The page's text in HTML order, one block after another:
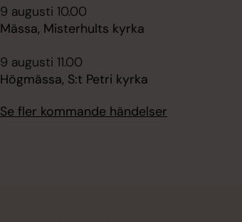
9 augusti 10.00
Mässa, Misterhults kyrka
9 augusti 11.00
Högmässa, S:t Petri kyrka
Se fler kommande händelser